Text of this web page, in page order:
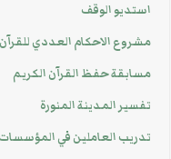
استديو الوقف
مشروع الاحكام العددي
مسابقة حفظ القرآن الكريم
تفسير المدينة المنورة
تدريب العاملين في المؤسسات